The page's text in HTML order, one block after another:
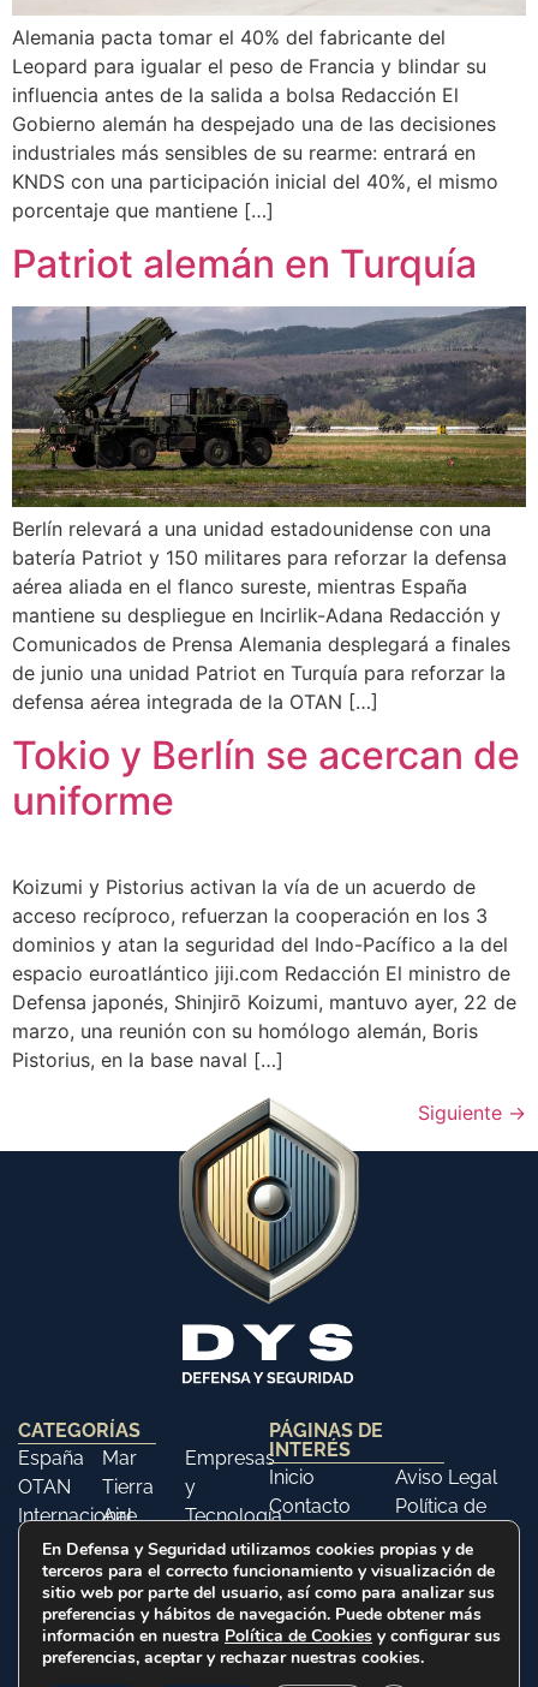
Alemania pacta tomar el 40% del fabricante del
Leopard para igualar el peso de Francia y blindar su
influencia antes de la salida a bolsa Redacción El
Gobierno alemán ha despejado una de las decisiones
industriales más sensibles de su rearme: entrará en
KNDS con una participación inicial del 40%, el mismo
porcentaje que mantiene […]
Patriot alemán en Turquía
Berlín relevará a una unidad estadounidense con una
batería Patriot y 150 militares para reforzar la defensa
aérea aliada en el flanco sureste, mientras España
mantiene su despliegue en Incirlik-Adana Redacción y
Comunicados de Prensa Alemania desplegará a finales
de junio una unidad Patriot en Turquía para reforzar la
defensa aérea integrada de la OTAN […]
Tokio y Berlín se acercan de
uniforme
Koizumi y Pistorius activan la vía de un acuerdo de
acceso recíproco, refuerzan la cooperación en los 3
dominios y atan la seguridad del Indo-Pacífico a la del
espacio euroatlántico jiji.com Redacción El ministro de
Defensa japonés, Shinjirō Koizumi, mantuvo ayer, 22 de
marzo, una reunión con su homólogo alemán, Boris
Pistorius, en la base naval […]
Siguiente →
CATEGORÍAS
España
OTAN
Internacional
Opinión
Mar
Tierra
Aire
Libros
Empresas
y
Tecnología
Ferias y
Eventos
Historia
PÁGINAS DE
INTERÉS
Inicio
Contacto
Aviso Legal
Política de
Política de
Cookies
En Defensa y Seguridad utilizamos cookies propias y de
terceros para el correcto funcionamiento y visualización de
sitio web por parte del usuario, así como para analizar sus
preferencias y hábitos de navegación. Puede obtener más
información en nuestra Política de Cookies y configurar sus
preferencias, aceptar y rechazar nuestras cookies.